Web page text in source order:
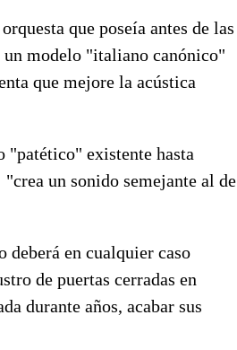
que poseía antes de las
un modelo "italiano canónico"
que mejore la acústica
"patético" existente hasta
un sonido semejante al de
deberá en cualquier caso
de puertas cerradas en
durante años, acabar sus